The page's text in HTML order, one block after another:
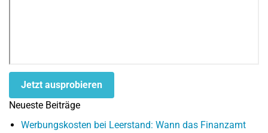
Jetzt ausprobieren
Neueste Beiträge
Werbungskosten bei Leerstand: Wann das Finanzamt